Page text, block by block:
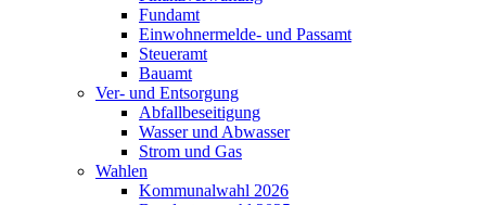
Fundamt
Einwohnermelde- und Passamt
Steueramt
Bauamt
Ver- und Entsorgung
Abfallbeseitigung
Wasser und Abwasser
Strom und Gas
Wahlen
Kommunalwahl 2026